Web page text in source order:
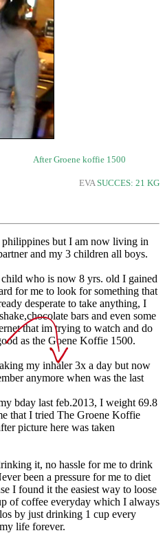
After Groene koffie 1500
EVA SUCCES: 21 KG
but I am now living in
and my 3 children all boys.
who is now 8 yrs. old I gained
for me to look for something that
desperate to take anything, I
bars and even some
that im trying to watch and do
as the Goene Koffie 1500.
my inhaler 3x a day but now
anymore when was the last
bday last feb.2013, I weight 69.8
that I tried The Groene Koffie
picture here was taken
it, no hassle for me to drink
been a pressure for me to diet
I found it the easiest way to loose
of coffee everyday which I always
by just drinking 1 cup every
life forever.